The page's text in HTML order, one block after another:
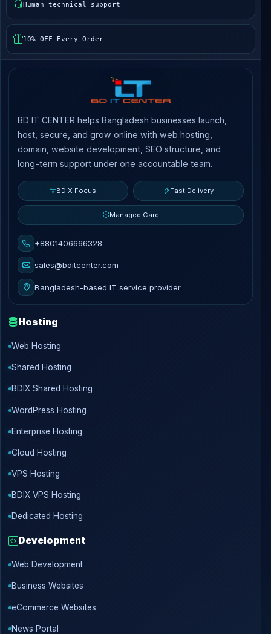
Human technical support
10% OFF Every Order
BD IT CENTER helps Bangladesh businesses launch,
host, secure, and grow online with web hosting,
domain, website development, SEO structure, and
long-term support under one accountable team.
BDIX Focus Fast Delivery
Managed Care
+8801406666328
sales@bditcenter.com
Bangladesh-based IT service provider
Hosting
Web Hosting
Shared Hosting
BDIX Shared Hosting
WordPress Hosting
Enterprise Hosting
Cloud Hosting
VPS Hosting
BDIX VPS Hosting
Dedicated Hosting
Development
Web Development
Business Websites
eCommerce Websites
News Portal